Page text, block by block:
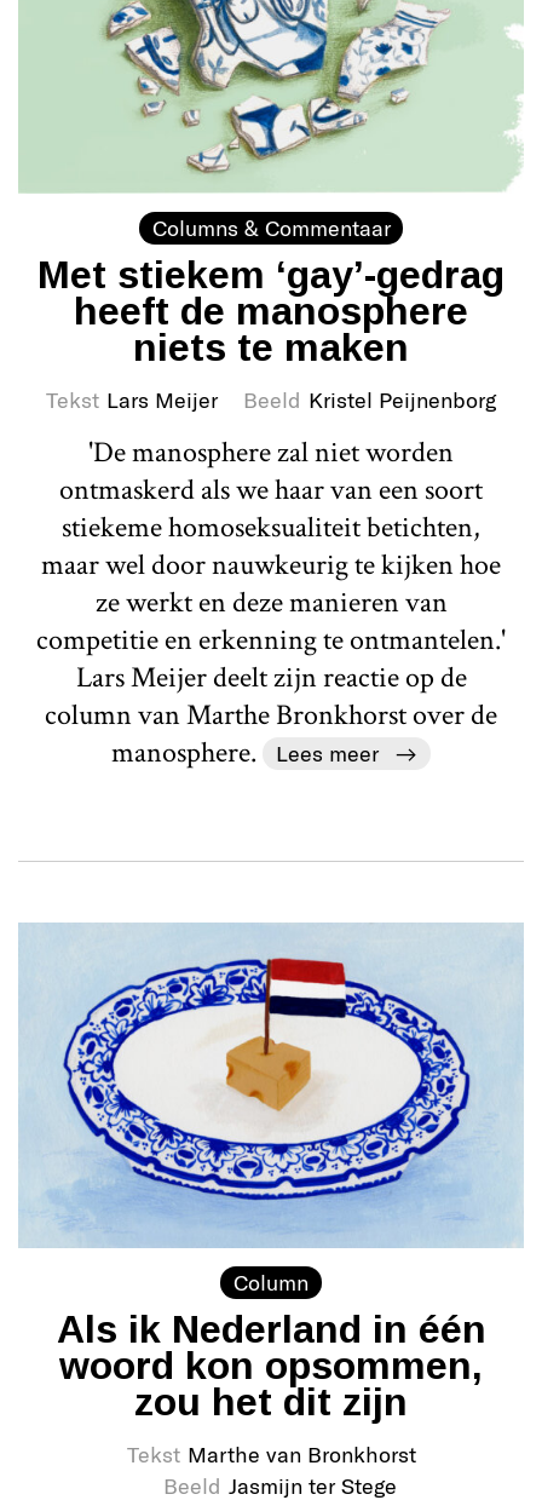
Columns & Commentaar
Met stiekem ‘gay’-gedrag
heeft de manosphere
niets te maken
Tekst Lars Meijer Beeld Kristel Peijnenborg
'De manosphere zal niet worden
ontmaskerd als we haar van een soort
stiekeme homoseksualiteit betichten,
maar wel door nauwkeurig te kijken hoe
ze werkt en deze manieren van
competitie en erkenning te ontmantelen.'
Lars Meijer deelt zijn reactie op de
column van Marthe Bronkhorst over de
manosphere.
Lees meer
Column
Als ik Nederland in één
woord kon opsommen,
zou het dit zijn
Tekst Marthe van Bronkhorst
Beeld Jasmijn ter Stege